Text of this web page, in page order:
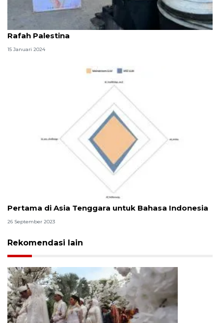
Laznas WIZ distribusi makanan untuk 830 orang di
Rafah Palestina
15 Januari 2024
WIZ.AI Melansir Large Language Model (LLM) Dasar
Pertama di Asia Tenggara untuk Bahasa Indonesia
26 September 2023
Rekomendasi lain